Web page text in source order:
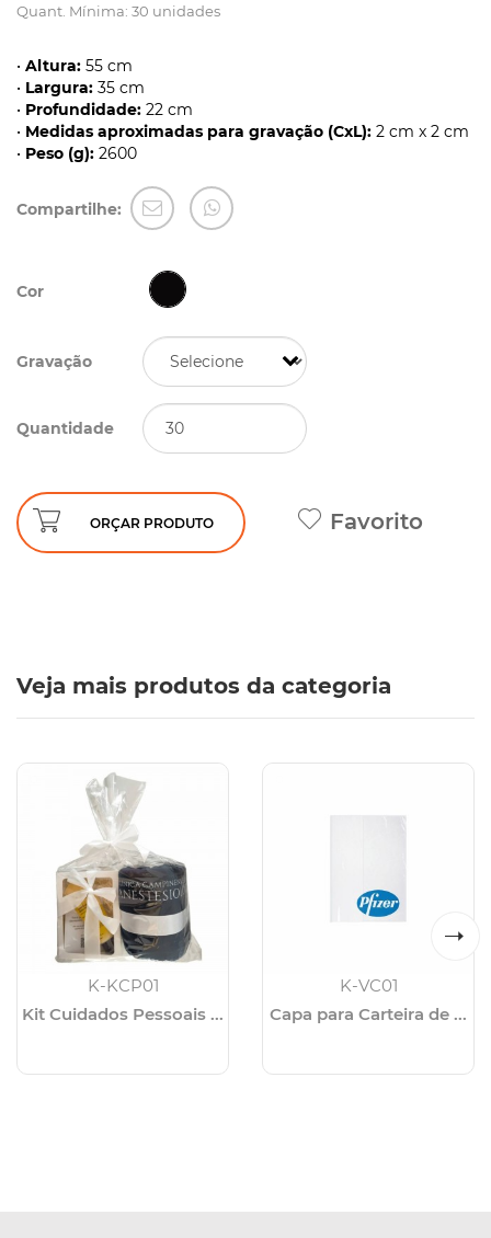
Quant. Mínima: 30 unidades
• Altura: 55 cm
• Largura: 35 cm
• Profundidade: 22 cm
• Medidas aproximadas para gravação (CxL): 2 cm x 2 cm
• Peso (g): 2600
Compartilhe:
Cor
Gravação
Quantidade
ORÇAR PRODUTO Favorito
Veja mais produtos da categoria
K-KCP01
Kit Cuidados Pessoais ...
K-VC01
Capa para Carteira de ...